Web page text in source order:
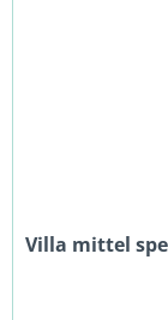
Villa mittel